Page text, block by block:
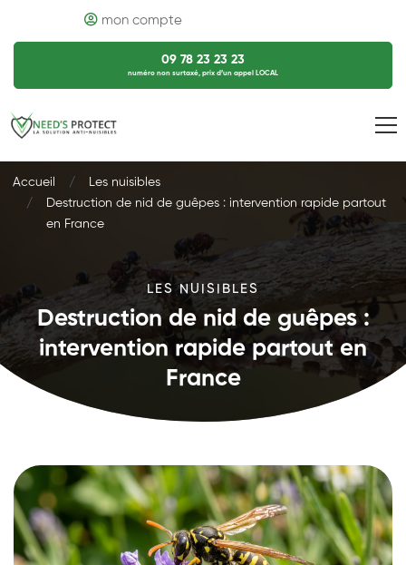
mon compte
09 78 23 23 23
numéro non surtaxé, prix d’un appel LOCAL
Accueil
Les nuisibles
Destruction de nid de guêpes : intervention rapide partout
en France
LES NUISIBLES
Destruction de nid de guêpes :
intervention rapide partout en
France